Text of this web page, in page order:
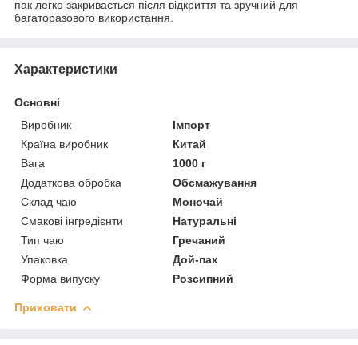
пак легко закривається після відкриття та зручний для
багаторазового використання.
Характеристики
Основні
Виробник
Імпорт
Країна виробник
Китай
Вага
1000 г
Додаткова обробка
Обсмажування
Склад чаю
Моночай
Смакові інгредієнти
Натуральні
Тип чаю
Гречаний
Упаковка
Дой-пак
Форма випуску
Розсипний
Приховати